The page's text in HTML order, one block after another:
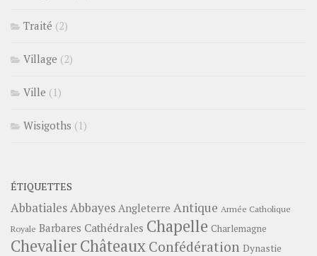
Traité (2)
Village (2)
Ville (1)
Wisigoths (1)
ÉTIQUETTES
Abbatiales Abbayes Angleterre Antique Armée Catholique
Royale Barbares Cathédrales Chapelle Charlemagne
ChevalierChâteauxConfédération Dynastie